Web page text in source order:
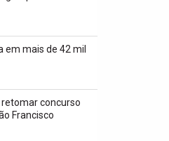
em mais de 42 mil
concurso
Francisco